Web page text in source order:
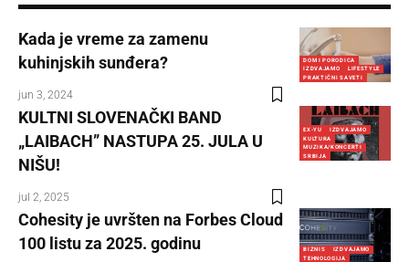
DOM I PORODICA
IZDVAJAMO
LIFESTYLE
PRAKTIČNI SAVETI
Kada je vreme za zamenu
kuhinjskih sunđera?
jun 3, 2024
EX-YU
IZDVAJAMO
KULTURA
MUZIKA/KONCERTI
SRBIJA
KULTNI SLOVENAČKI BAND
„LAIBACH” NASTUPA 25. JULA U
NIŠU!
jul 2, 2025
BIZNIS
IZDVAJAMO
TEHNOLOGIJA
Cohesity je uvršten na Forbes Cloud
100 listu za 2025. godinu